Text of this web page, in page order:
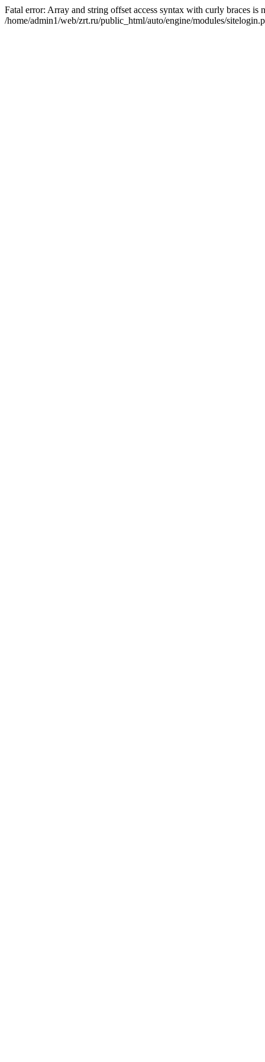
Fatal error: Array and string offset access syntax with curly braces is
/home/admin1/web/zrt.ru/public_html/auto/engine/modules/